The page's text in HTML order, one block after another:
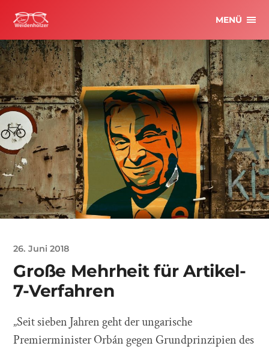
MENÜ
26. Juni 2018
Große Mehrheit für Artikel-
7-Verfahren
„Seit sieben Jahren geht der ungarische
Premierminister Orbán gegen Grundprinzipien des